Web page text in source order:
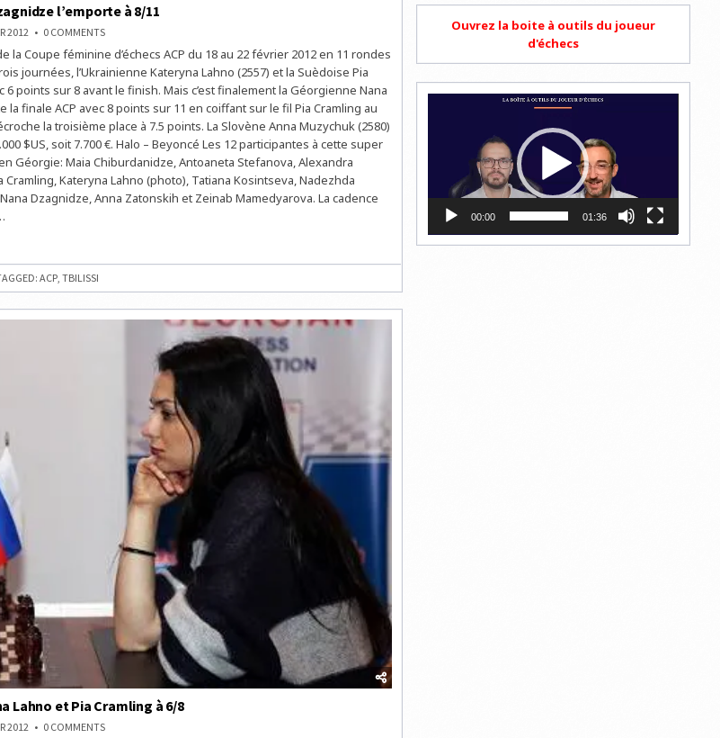
l’emporte à 8/11
2012 0 COMMENTSON
À
:
NANA
DZAGNIDZE
L’EMPORTE
8/11
la Coupe féminine d’échecs ACP du 18 au 22 février 2012 en 11 rondes
journées, l’Ukrainienne Kateryna Lahno (2557) et la Suèdoise Pia
6 points sur 8 avant le finish. Mais c’est finalement la Géorgienne Nana
la finale ACP avec 8 points sur 11 en coiffant sur le fil Pia Cramling au
la troisième place à 7.5 points. La Slovène Anna Muzychuk (2580)
$US, soit 7.700 €. Halo – Beyoncé Les 12 participantes à cette super
Géorgie: Maia Chiburdanidze, Antoaneta Stefanova, Alexandra
Cramling, Kateryna Lahno (photo), Tatiana Kosintseva, Nadezhda
Dzagnidze, Anna Zatonskih et Zeinab Mamedyarova. La cadence
ACP, TBILISSI
Lahno et Pia Cramling à 6/8
2012 0 COMMENTSON
Ouvrez la boite à outils du joueur
d'échecs
00:00 01:36